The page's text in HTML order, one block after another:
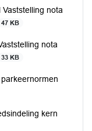
nota
47 KB
nota
33 KB
kern